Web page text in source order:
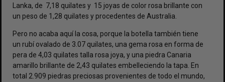
Lanka, de 7,18 quilates y 15 joyas de color rosa brillante con
un peso de 1,28 quilates y procedentes de Australia.
Pero no acaba aquí la cosa, porque la botella también tiene
un rubí ovalado de 3.07 quilates, una gema rosa en forma de
pera de 4,03 quilates talla rosa joya, y una piedra Canaria
amarillo brillante de 2,43 quilates embelleciendo la tapa. En
total 2.909 piedras preciosas provenientes de todo el mundo,